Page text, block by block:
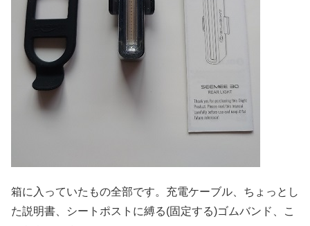
箱に入っていたもの全部です。充電ケーブル、ちょっとし
た説明書、シートポストに縛る(固定する)ゴムバンド、こ